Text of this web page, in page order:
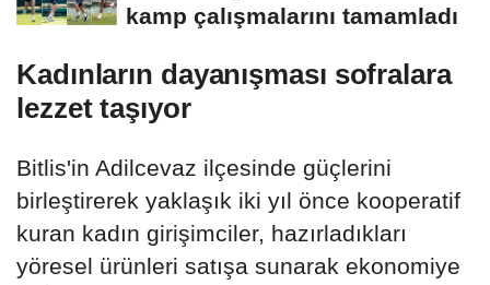
kamp çalışmalarını tamamladı
Kadınların dayanışması sofralara
lezzet taşıyor
Bitlis'in Adilcevaz ilçesinde güçlerini
birleştirerek yaklaşık iki yıl önce kooperatif
kuran kadın girişimciler, hazırladıkları
yöresel ürünleri satışa sunarak ekonomiye